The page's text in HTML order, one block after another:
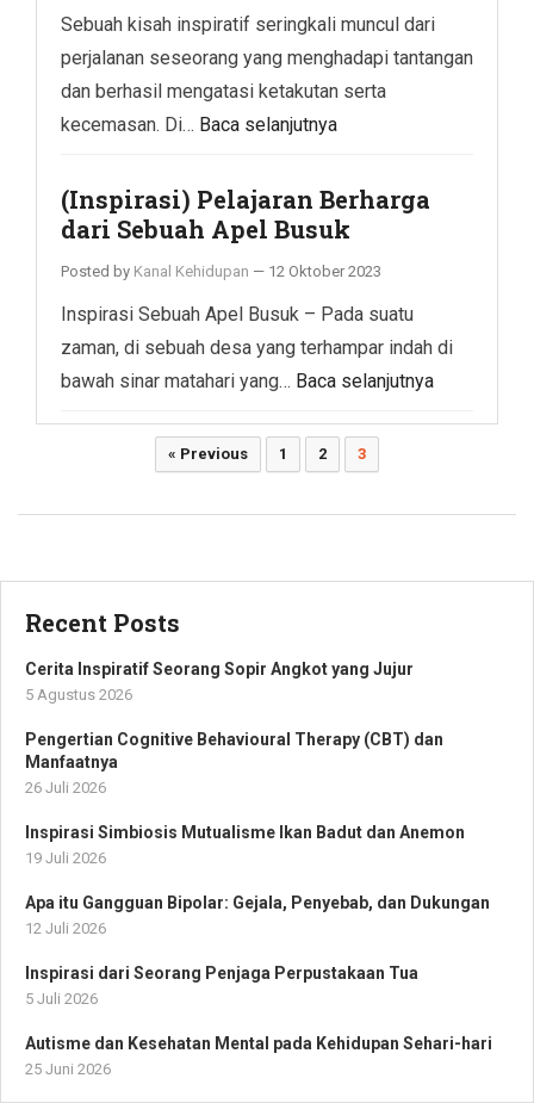
Sebuah kisah inspiratif seringkali muncul dari
perjalanan seseorang yang menghadapi tantangan
dan berhasil mengatasi ketakutan serta
kecemasan. Di… Baca selanjutnya
(Inspirasi) Pelajaran Berharga
dari Sebuah Apel Busuk
Posted by Kanal Kehidupan — 12 Oktober 2023
Inspirasi Sebuah Apel Busuk – Pada suatu
zaman, di sebuah desa yang terhampar indah di
bawah sinar matahari yang… Baca selanjutnya
« Previous 1 2 3
Recent Posts
Cerita Inspiratif Seorang Sopir Angkot yang Jujur
5 Agustus 2026
Pengertian Cognitive Behavioural Therapy (CBT) dan
Manfaatnya
26 Juli 2026
Inspirasi Simbiosis Mutualisme Ikan Badut dan Anemon
19 Juli 2026
Apa itu Gangguan Bipolar: Gejala, Penyebab, dan Dukungan
12 Juli 2026
Inspirasi dari Seorang Penjaga Perpustakaan Tua
5 Juli 2026
Autisme dan Kesehatan Mental pada Kehidupan Sehari-hari
25 Juni 2026